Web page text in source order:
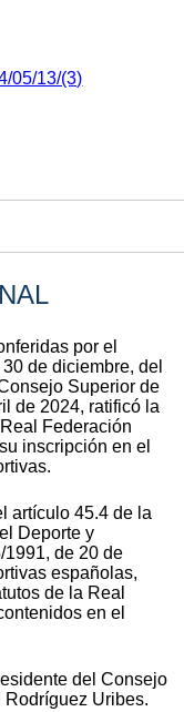
05/13/(3)
por el
de diciembre, del
Superior de
de 2024, ratificó la
Federación
inscripción en el
artículo 45.4 de la
Deporte y
de 20 de
españolas,
de la Real
en el
del Consejo
Rodríguez Uribes.